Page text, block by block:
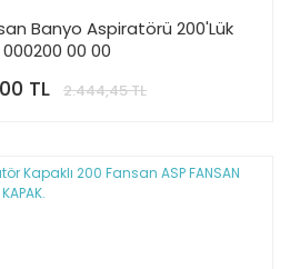
Banyo Aspiratörü 200'Lük
000200 00 00
TL 2.444,45 TL